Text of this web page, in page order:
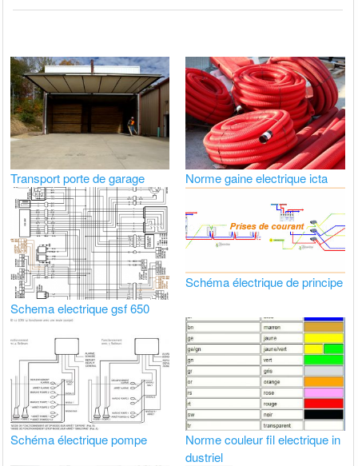
Transport porte de garage Norme gaine electrique icta
Schema electrique gsf 650
Schéma électrique de principe
Schéma électrique pompe
Norme couleur fil electrique in
dustriel